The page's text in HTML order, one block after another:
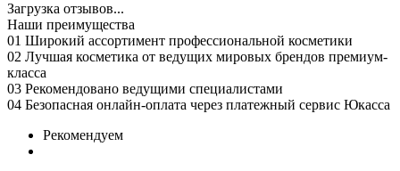
Загрузка отзывов...
Наши преимущества
01 Широкий ассортимент профессиональной косметики
02 Лучшая косметика от ведущих мировых брендов премиум-
класса
03 Рекомендовано ведущими специалистами
04 Безопасная онлайн-оплата через платежный сервис Юкасса
Рекомендуем